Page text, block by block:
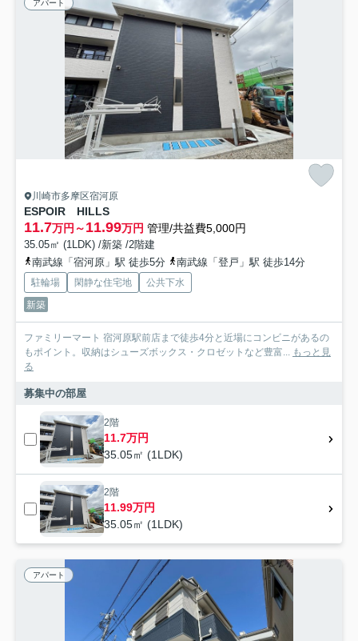
アパート
川崎市多摩区宿河原
ESPOIR HILLS
11.7万円～11.99万円 管理/共益費5,000円
35.05㎡ (1LDK) /新築 /2階建
南武線「宿河原」駅 徒歩5分
南武線「登戸」駅 徒歩14分
駐輪場 閑静な住宅地
公共下水
新築
ファミリーマート 宿河原駅前店まで徒歩4分と近場にコンビニがあるの
もポイント。収納はシューズボックス・クロゼットなど豊富... もっと見
る
募集中の部屋
2階
11.7万円
35.05㎡ (1LDK)
2階
11.99万円
35.05㎡ (1LDK)
アパート